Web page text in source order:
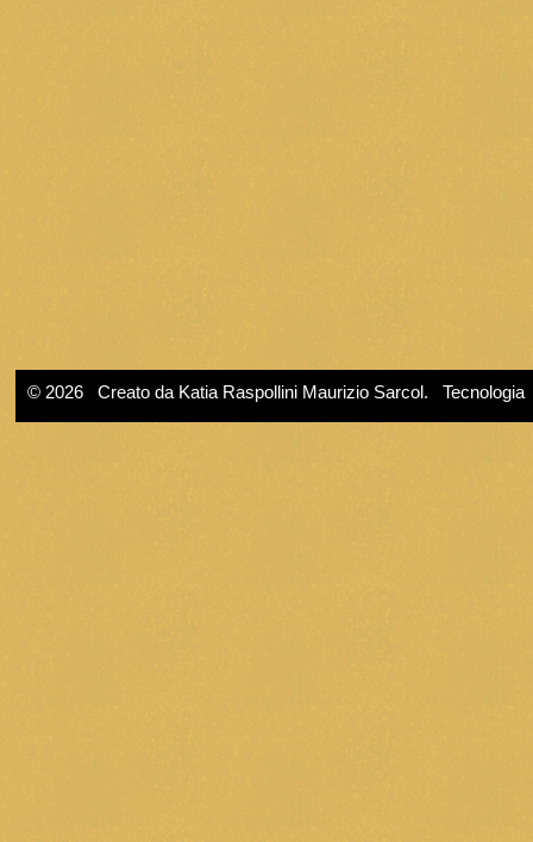
© 2026 Creato da Katia Raspollini Maurizio Sarcol . Tecnologia